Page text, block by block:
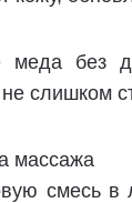
меда без
слишком
массажа
смесь в